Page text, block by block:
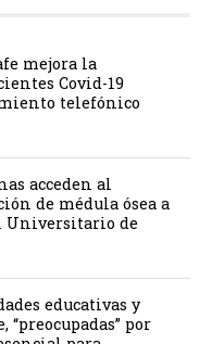
mejora la
Covid-19
telefónico
acceden al
de médula ósea a
Universitario de
educativas y
“preocupadas” por